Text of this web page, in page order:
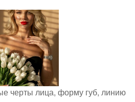
черты лица, форму губ, линию